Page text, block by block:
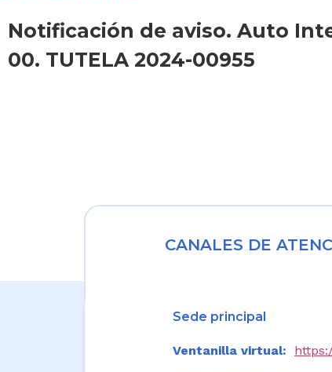
Notificación de aviso. Auto
00. TUTELA 2024-00955
CANALES DE
Sede principal
Ventanilla virtual: